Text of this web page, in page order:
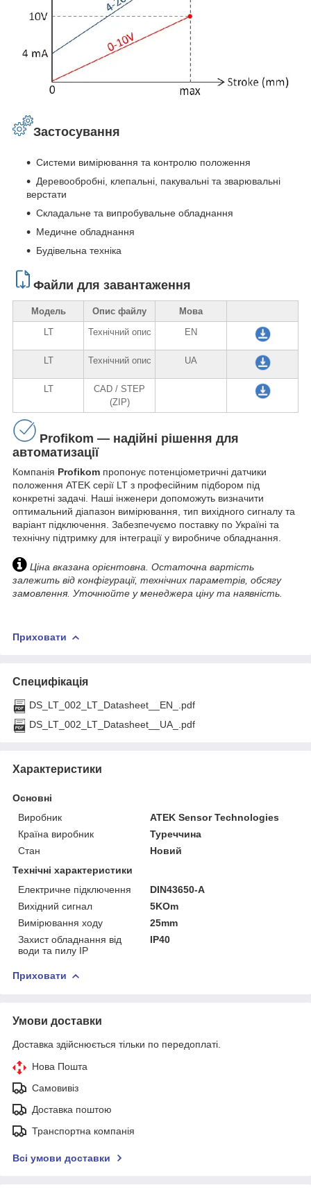
Застосування
Системи вимірювання та контролю положення
Деревообробні, клепальні, пакувальні та зварювальні
верстати
Складальне та випробувальне обладнання
Медичне обладнання
Будівельна техніка
Файли для завантаження
Модель Опис файлу
Мова
LT
Технічний опис EN
LT Технічний опис UA
LT
CAD / STEP
(ZIP)
Profikom — надійні рішення для
автоматизації
Компанія Profikom пропонує потенціометричні датчики
положення ATEK серії LT з професійним підбором під
конкретні задачі. Наші інженери допоможуть визначити
оптимальний діапазон вимірювання, тип вихідного сигналу та
варіант підключення. Забезпечуємо поставку по Україні та
технічну підтримку для інтеграції у виробниче обладнання.
Ціна вказана орієнтовна. Остаточна вартість
залежить від конфігурації, технічних параметрів, обсягу
замовлення. Уточнюйте у менеджера ціну та наявність.
Приховати
Специфікація
DS_LT_002_LT_Datasheet__EN_.pdf
DS_LT_002_LT_Datasheet__UA_.pdf
Характеристики
Основні
Виробник
ATEK Sensor Technologies
Країна виробник
Туреччина
Стан
Новий
Технічні характеристики
Електричне підключення
DIN43650-A
Вихідний сигнал
5KOm
Вимірювання ходу
25mm
Захист обладнання від
води та пилу IP
IP40
Приховати
Умови доставки
Доставка здійснюється тільки по передоплаті.
Нова Пошта
Самовивіз
Доставка поштою
Транспортна компанія
Всі умови доставки